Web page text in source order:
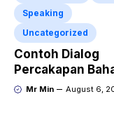
Speaking
Uncategorized
Contoh Dialog
Percakapan
Inggris tentang
Mr Min August 6,